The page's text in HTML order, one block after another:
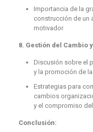
Importancia de la
construcción de un
motivador.
8. Gestión del Cambio
Discusión sobre el
y la promoción de
Estrategias para
cambios
y el compromiso
Conclusión: